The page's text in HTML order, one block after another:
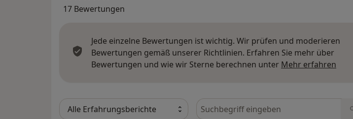
17 Bewertungen
Jede einzelne Bewertungen ist wichtig. Wir prüfen und moderieren
Bewertungen gemäß unserer Richtlinien. Erfahren Sie mehr über
Bewertungen und wie wir Sterne berechnen unter Mehr erfahren
Bewertungen durchsuchen